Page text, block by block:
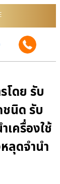
โดย รับ
ชนิด รับ
เครื่องใช้
ลุดจำนำ